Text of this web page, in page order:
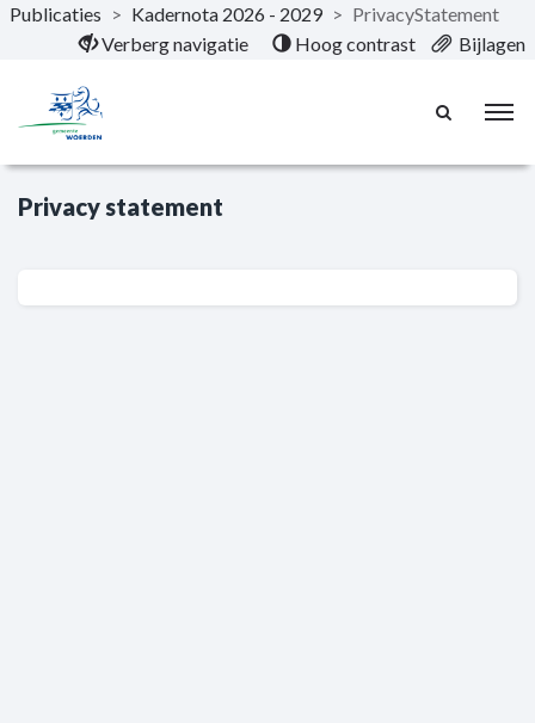
Naar hoofdinhoud
Publicaties > Kadernota 2026 - 2029 > PrivacyStatement
Verberg navigatie
Hoog contrast Bijlagen
Privacy statement